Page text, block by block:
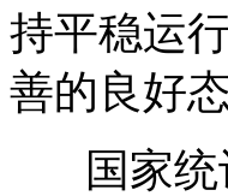
持平稳运
善的良好态
国家统